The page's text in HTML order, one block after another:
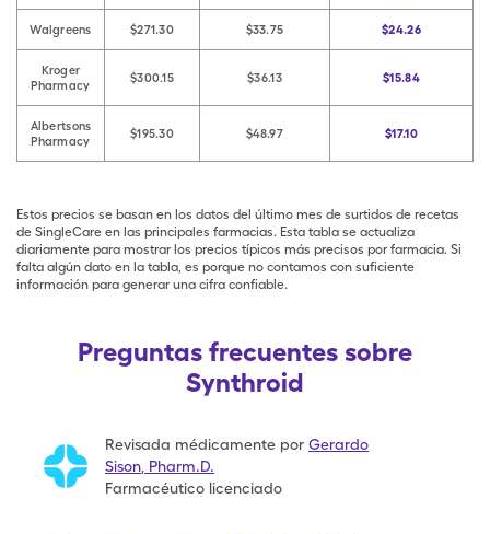
Walgreens $271.30 $33.75 $24.26
Kroger
Pharmacy
$300.15 $36.13 $15.84
Albertsons
Pharmacy
$195.30 $48.97 $17.10
Estos precios se basan en los datos del último mes de surtidos de recetas
de SingleCare en las principales farmacias. Esta tabla se actualiza
diariamente para mostrar los precios típicos más precisos por farmacia. Si
falta algún dato en la tabla, es porque no contamos con suficiente
información para generar una cifra confiable.
Preguntas frecuentes sobre
Synthroid
Revisada médicamente por Gerardo
Sison Pharm.D.
Farmacéutico licenciado